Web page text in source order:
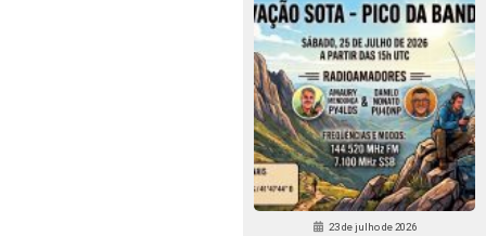
23 de julho de 2026